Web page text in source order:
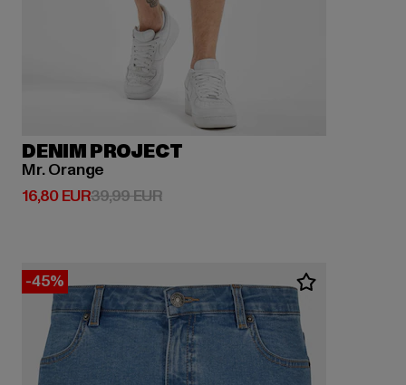
DENIM PROJECT
Mr. Orange
16,80 EUR
Derzeitiger Preis: 16,80 EUR
39,99 EURAktionspreis: 39,99 EUR
-45%